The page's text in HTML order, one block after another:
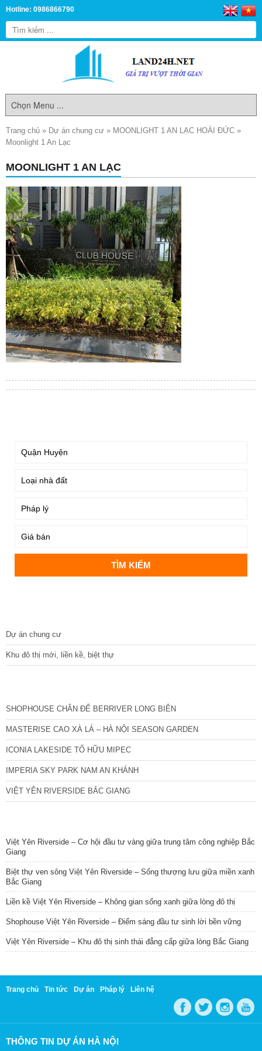
Hotline: 0986866790
Trang chủ » Dự án chung cư » MOONLIGHT 1 AN LẠC HOÀI ĐỨC »
Moonlight 1 An Lạc
MOONLIGHT 1 AN LẠC
Dự án chung cư
Khu đô thị mới, liền kề, biệt thự
SHOPHOUSE CHÂN ĐẾ BERRIVER LONG BIÊN
MASTERISE CAO XÀ LÁ – HÀ NỘI SEASON GARDEN
ICONIA LAKESIDE TỐ HỮU MIPEC
IMPERIA SKY PARK NAM AN KHÁNH
VIỆT YÊN RIVERSIDE BẮC GIANG
Việt Yên Riverside – Cơ hội đầu tư vàng giữa trung tâm công nghiệp Bắc
Giang
Biệt thự ven sông Việt Yên Riverside – Sống thượng lưu giữa miền xanh
Bắc Giang
Liền kề Việt Yên Riverside – Không gian sống xanh giữa lòng đô thị
Shophouse Việt Yên Riverside – Điểm sáng đầu tư sinh lời bền vững
Việt Yên Riverside – Khu đô thị sinh thái đẳng cấp giữa lòng Bắc Giang
Trang chủ Tin tức Dự án Pháp lý Liên hệ
THÔNG TIN DỰ ÁN HÀ NỘI